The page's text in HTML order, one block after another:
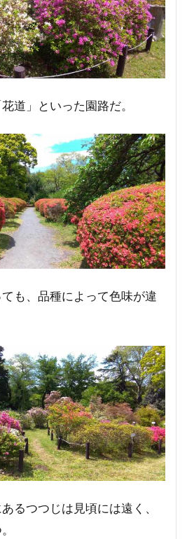
道」といった園路だ。
も、品種によって色味が違
るつつじは見頃には遠く、